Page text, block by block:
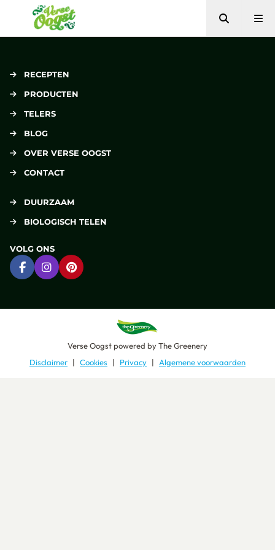
Verse Oogst
Zoeken
RECEPTEN
PRODUCTEN
TELERS
BLOG
OVER VERSE OOGST
CONTACT
DUURZAAM
BIOLOGISCH TELEN
VOLG ONS
Ga naar Facebook
Ga naar Instagram
Ga naar Pinterest
Verse Oogstpowered byThe Greenery
Disclaimer
Cookies Privacy Algemene voorwaarden